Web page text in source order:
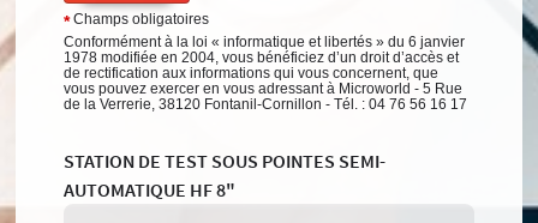
*Champs obligatoires
Conformément à la loi « informatique et libertés » du 6 janvier
1978 modifiée en 2004, vous bénéficiez d’un droit d’accès et
de rectification aux informations qui vous concernent, que
vous pouvez exercer en vous adressant à Microworld - 5 Rue
de la Verrerie, 38120 Fontanil-Cornillon - Tél. : 04 76 56 16 17
STATION DE TEST SOUS POINTES SEMI-
AUTOMATIQUE HF 8"